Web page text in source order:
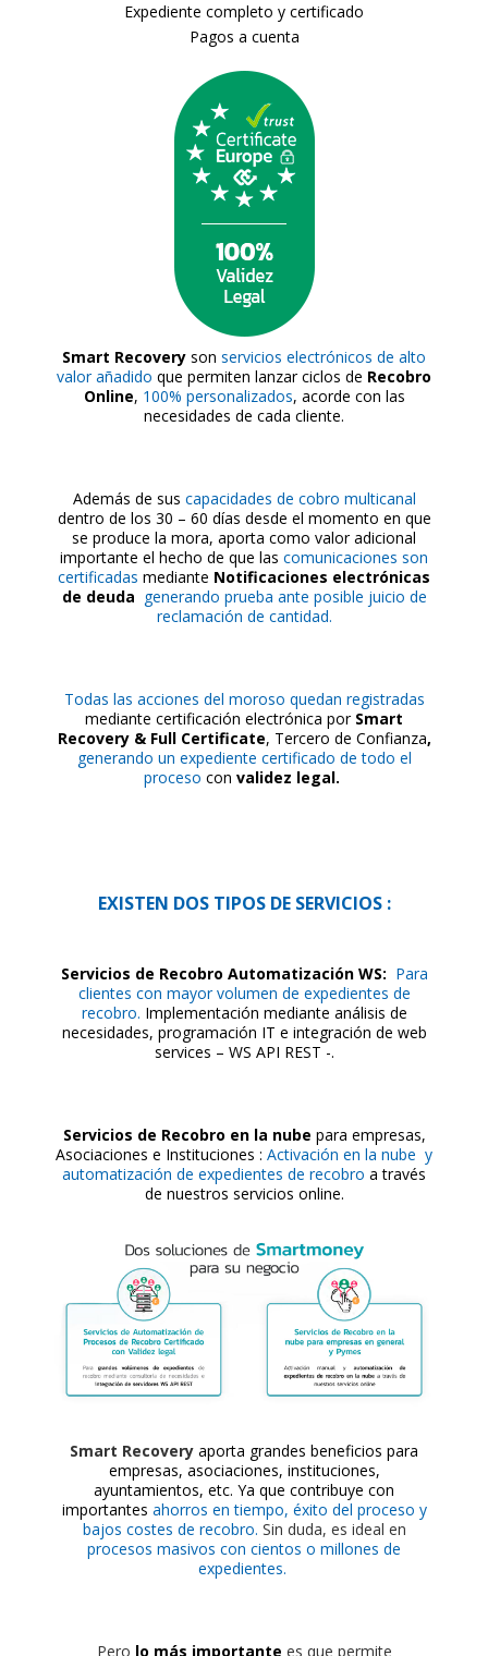
Expediente completo y certificado
Pagos a cuenta
Smart Recovery son servicios electrónicos de alto
valor añadido que permiten lanzar ciclos de Recobro
Online, 100% personalizados, acorde con las
necesidades de cada cliente.
Además de sus capacidades de cobro multicanal
dentro de los 30 – 60 días desde el momento en que
se produce la mora, aporta como valor adicional
importante el hecho de que las comunicaciones son
certificadas mediante Notificaciones electrónicas
de deuda generando prueba ante posible juicio de
reclamación de cantidad.
Todas las acciones del moroso quedan registradas
mediante certificación electrónica por Smart
Recovery & Full Certificate, Tercero de Confianza,
generando un expediente certificado de todo el
proceso con validez legal.
EXISTEN DOS TIPOS DE SERVICIOS :
Servicios de Recobro Automatización WS: Para
clientes con mayor volumen de expedientes de
recobro. Implementación mediante análisis de
necesidades, programación IT e integración de web
services – WS API REST -.
Servicios de Recobro en la nube para empresas,
Asociaciones e Instituciones : Activación en la nube y
automatización de expedientes de recobro a través
de nuestros servicios online.
Smart Recovery aporta grandes beneficios para
empresas, asociaciones, instituciones,
ayuntamientos, etc. Ya que contribuye con
importantes ahorros en tiempo, éxito del proceso y
bajos costes de recobro. Sin duda, es ideal en
procesos masivos con cientos o millones de
expedientes.
Pero lo más importante es que permite